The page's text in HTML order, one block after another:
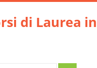
di Laurea in